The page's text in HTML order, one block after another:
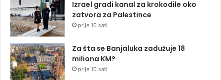
Izrael gradi kanal za krokodile oko
zatvora za Palestince
prije 10 sati
Za šta se Banjaluka zadužuje 18
miliona KM?
prije 10 sati